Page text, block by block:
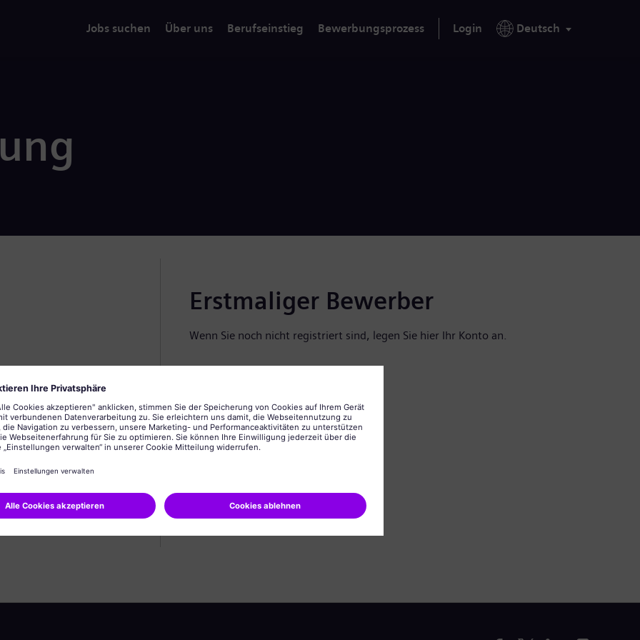
Jobs suchen Über uns Berufseinstieg Bewerbungsprozess Login Deutsch
Erstmaliger Bewerber
Wenn Sie noch nicht registriert sind, legen Sie hier Ihr Konto an.